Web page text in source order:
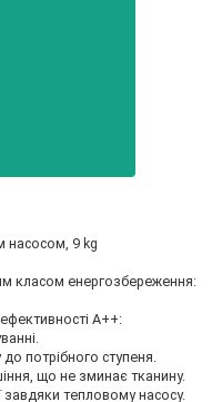
насосом, 9 kg
класом енергозбереження:
A++:
потрібного ступеня.
що не зминає тканину.
тепловому насосу.